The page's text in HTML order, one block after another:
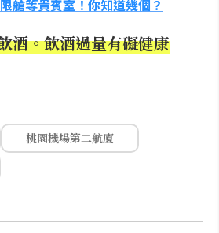
艙等貴賓室！你知道幾個？
酒。飲酒過量有礙健康
桃園機場第二航廈